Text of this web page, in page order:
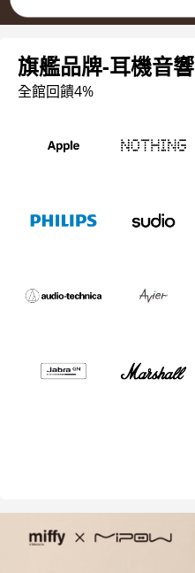
旗艦品牌-耳機音響
全館回饋4%